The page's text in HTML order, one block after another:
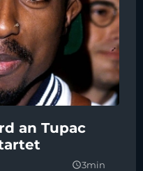
an Tupac
query_builder3min